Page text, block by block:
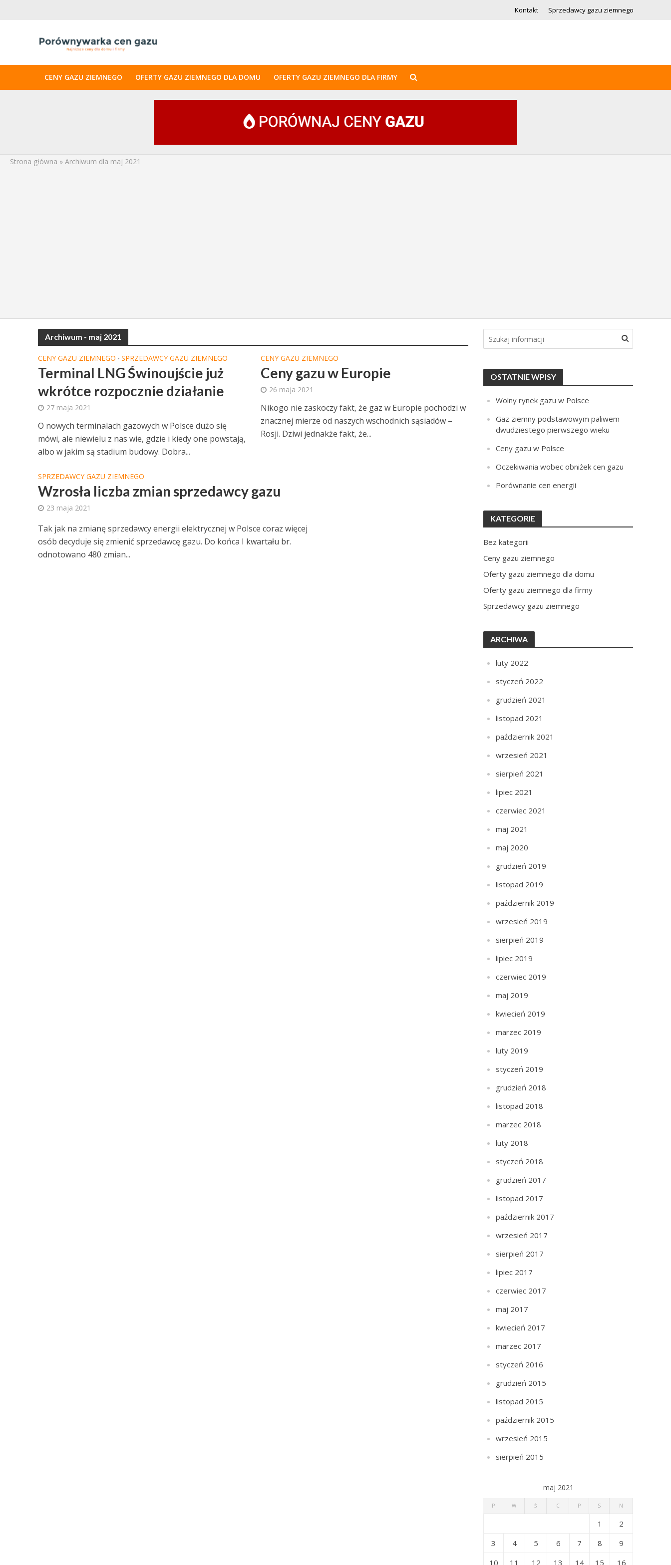
Kontakt Sprzedawcy gazu ziemnego
CENY GAZU ZIEMNEGO OFERTY GAZU ZIEMNEGO DLA DOMU OFERTY GAZU ZIEMNEGO DLA FIRMY
Strona główna » Archiwum dla maj 2021
Archiwum - maj 2021
CENY GAZU ZIEMNEGO • SPRZEDAWCY GAZU ZIEMNEGO
Terminal LNG Świnoujście już
wkrótce rozpocznie działanie
27 maja 2021
O nowych terminalach gazowych w Polsce dużo się
mówi, ale niewielu z nas wie, gdzie i kiedy one powstają,
albo w jakim są stadium budowy. Dobra...
CENY GAZU ZIEMNEGO
Ceny gazu w Europie
26 maja 2021
Nikogo nie zaskoczy fakt, że gaz w Europie pochodzi w
znacznej mierze od naszych wschodnich sąsiadów –
Rosji. Dziwi jednakże fakt, że...
SPRZEDAWCY GAZU ZIEMNEGO
Wzrosła liczba zmian sprzedawcy gazu
23 maja 2021
Tak jak na zmianę sprzedawcy energii elektrycznej w Polsce coraz więcej
osób decyduje się zmienić sprzedawcę gazu. Do końca I kwartału br.
odnotowano 480 zmian...
OSTATNIE WPISY
Wolny rynek gazu w Polsce
Gaz ziemny podstawowym paliwem
dwudziestego pierwszego wieku
Ceny gazu w Polsce
Oczekiwania wobec obniżek cen gazu
Porównanie cen energii
KATEGORIE
Bez kategorii
Ceny gazu ziemnego
Oferty gazu ziemnego dla domu
Oferty gazu ziemnego dla firmy
Sprzedawcy gazu ziemnego
ARCHIWA
luty 2022
styczeń 2022
grudzień 2021
listopad 2021
październik 2021
wrzesień 2021
sierpień 2021
lipiec 2021
czerwiec 2021
maj 2021
maj 2020
grudzień 2019
listopad 2019
październik 2019
wrzesień 2019
sierpień 2019
lipiec 2019
czerwiec 2019
maj 2019
kwiecień 2019
marzec 2019
luty 2019
styczeń 2019
grudzień 2018
listopad 2018
marzec 2018
luty 2018
styczeń 2018
grudzień 2017
listopad 2017
październik 2017
wrzesień 2017
sierpień 2017
lipiec 2017
czerwiec 2017
maj 2017
kwiecień 2017
marzec 2017
styczeń 2016
grudzień 2015
listopad 2015
październik 2015
wrzesień 2015
sierpień 2015
maj 2021
P W Ś C P S N
1
2
3
4 5 6 7 8
9
10
11 12 13 14 15 16